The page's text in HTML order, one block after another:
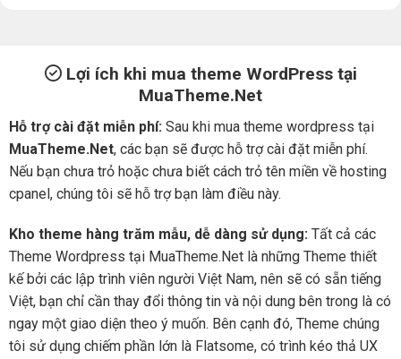
Lợi ích khi mua theme WordPress tại
MuaTheme.Net
Hỗ trợ cài đặt miễn phí: Sau khi mua theme wordpress tại
MuaTheme.Net, các bạn sẽ được hỗ trợ cài đặt miễn phí.
Nếu bạn chưa trỏ hoặc chưa biết cách trỏ tên miền về hosting
cpanel, chúng tôi sẽ hỗ trợ bạn làm điều này.
Kho theme hàng trăm mẫu, dễ dàng sử dụng: Tất cả các
Theme Wordpress tại MuaTheme.Net là những Theme thiết
kế bởi các lập trình viên người Việt Nam, nên sẽ có sẵn tiếng
Việt, bạn chỉ cần thay đổi thông tin và nội dung bên trong là có
ngay một giao diện theo ý muốn. Bên cạnh đó, Theme chúng
tôi sử dụng chiếm phần lớn là Flatsome, có trình kéo thả UX